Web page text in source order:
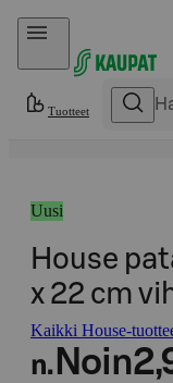
Hyppää sisältöön
Tuotteet
Uusi
House
x 22 cm
Kaikki House-
n. Noin